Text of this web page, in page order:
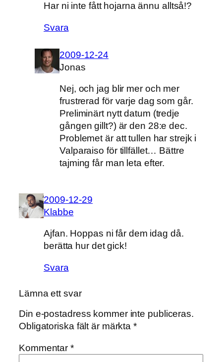
Har ni inte fått hojarna ännu alltså!?
Svara
2009-12-24
Jonas
Nej, och jag blir mer och mer
frustrerad för varje dag som går.
Preliminärt nytt datum (tredje
gången gillt?) är den 28:e dec.
Problemet är att tullen har strejk i
Valparaiso för tillfället… Bättre
tajming får man leta efter.
2009-12-29
Klabbe
Ajfan. Hoppas ni får dem idag då.
berätta hur det gick!
Svara
Lämna ett svar
Din e-postadress kommer inte publiceras.
Obligatoriska fält är märkta*
Kommentar*